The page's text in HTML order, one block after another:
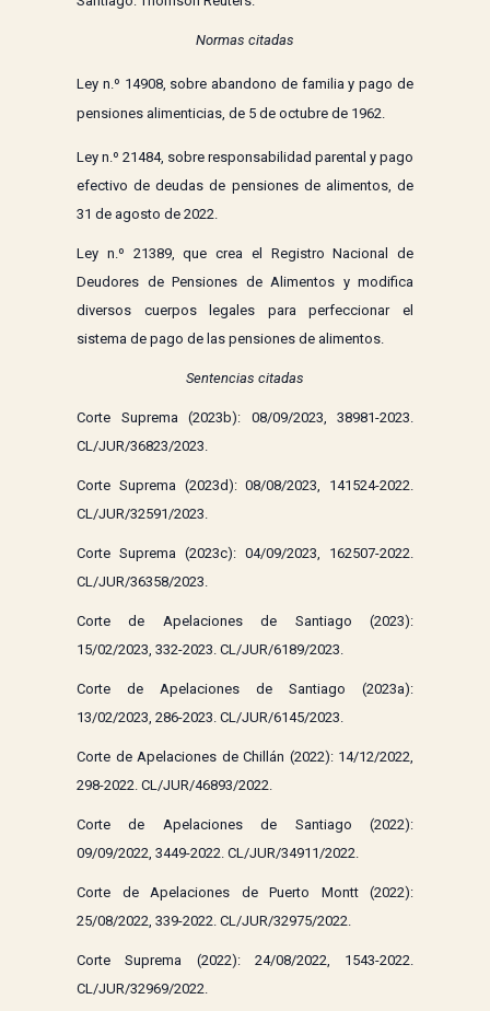
Normas citadas
Ley n.º 14908, sobre abandono de familia y pago de
pensiones alimenticias, de 5 de octubre de 1962.
Ley n.º 21484, sobre responsabilidad parental y pago
efectivo de deudas de pensiones de alimentos, de
31 de agosto de 2022.
Ley n.º 21389, que crea el Registro Nacional de
Deudores de Pensiones de Alimentos y modifica
diversos cuerpos legales para perfeccionar el
sistema de pago de las pensiones de alimentos.
Sentencias citadas
Corte Suprema (2023b): 08/09/2023, 38981-2023.
CL/JUR/36823/2023.
Corte Suprema (2023d): 08/08/2023, 141524-2022.
CL/JUR/32591/2023.
Corte Suprema (2023c): 04/09/2023, 162507-2022.
CL/JUR/36358/2023.
Corte de Apelaciones de Santiago (2023):
15/02/2023, 332-2023. CL/JUR/6189/2023.
Corte de Apelaciones de Santiago (2023a):
13/02/2023, 286-2023. CL/JUR/6145/2023.
Corte de Apelaciones de Chillán (2022): 14/12/2022,
298-2022. CL/JUR/46893/2022.
Corte de Apelaciones de Santiago (2022):
09/09/2022, 3449-2022. CL/JUR/34911/2022.
Corte de Apelaciones de Puerto Montt (2022):
25/08/2022, 339-2022. CL/JUR/32975/2022.
Corte Suprema (2022): 24/08/2022, 1543-2022.
CL/JUR/32969/2022.